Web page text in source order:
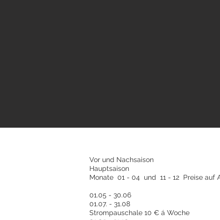
Vor und Nachsaison
Hauptsaison
Monate 01 - 04 und 11 - 12 Preise auf
01.05 - 30.06
01.07. - 31.08
Strompauschale 10 € á Woche